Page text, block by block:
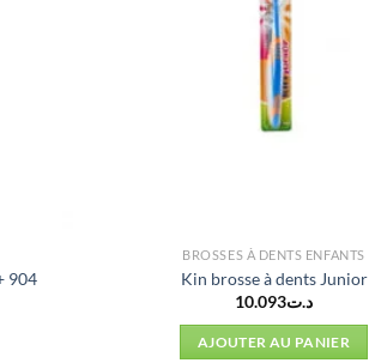
904
BROSSES À DENTS ENFANTS
Kin brosse à dents Junior
د.ت10.093
AJOUTER AU PANIER